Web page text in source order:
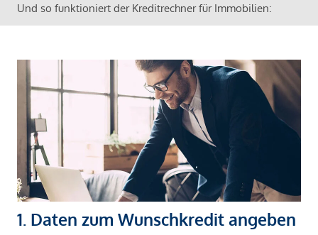
Und so funktioniert der Kreditrechner für Immobilien:
1. Daten zum Wunschkredit angeben